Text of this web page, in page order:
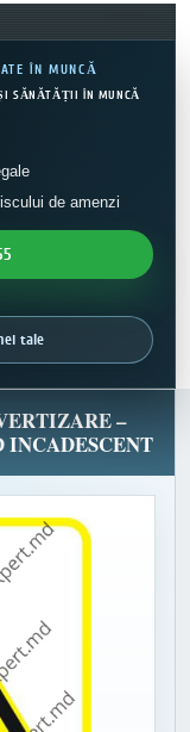
ÎN MUNCĂ
ȘI SĂNĂTĂȚII ÎN MUNCĂ
de amenzi
tale
–